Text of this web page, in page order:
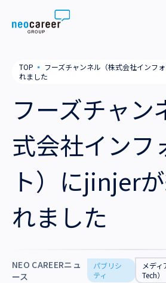
Skip to content
私たちの考え方
就労支援
業務支援
会社概要
役員一覧
拠点一覧
沿革・受賞歴
サステナビリティ
採用情報
TOP ▪ フーズチャンネル（株式会社インフ
れました
フーズチャン
式会社インフ
ト）にjinjer
れました
NEO CAREERニュ
ース
パブリシ
ティ
メディ
Tech）